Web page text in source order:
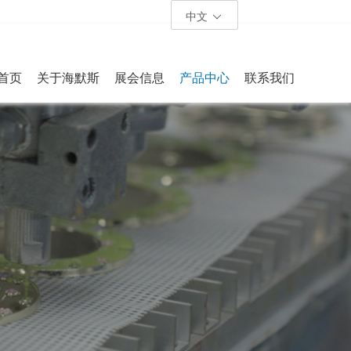
中文
页 关于海默斯 展会信息 产品中心 联系我们